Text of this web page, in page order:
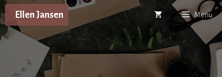
Ga
naar
de
Ellen Jansen Menu